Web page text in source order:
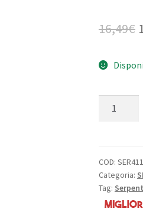
16,49€
mm
(4
pezzi)
ET:
COD:
Categoria:
Tag: Serpent